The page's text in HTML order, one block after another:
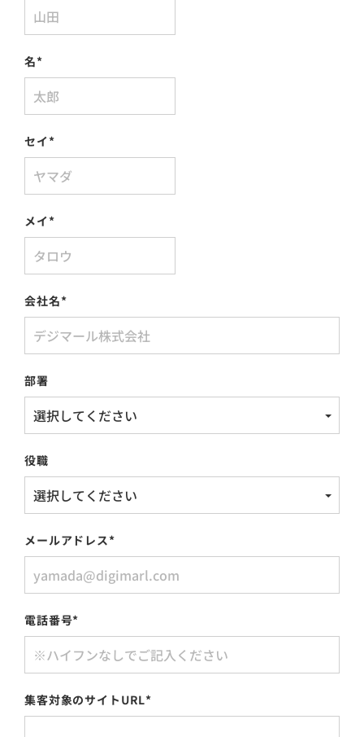
名*
セイ*
メイ*
会社名*
部署
役職
メールアドレス*
電話番号*
集客対象のサイトURL*